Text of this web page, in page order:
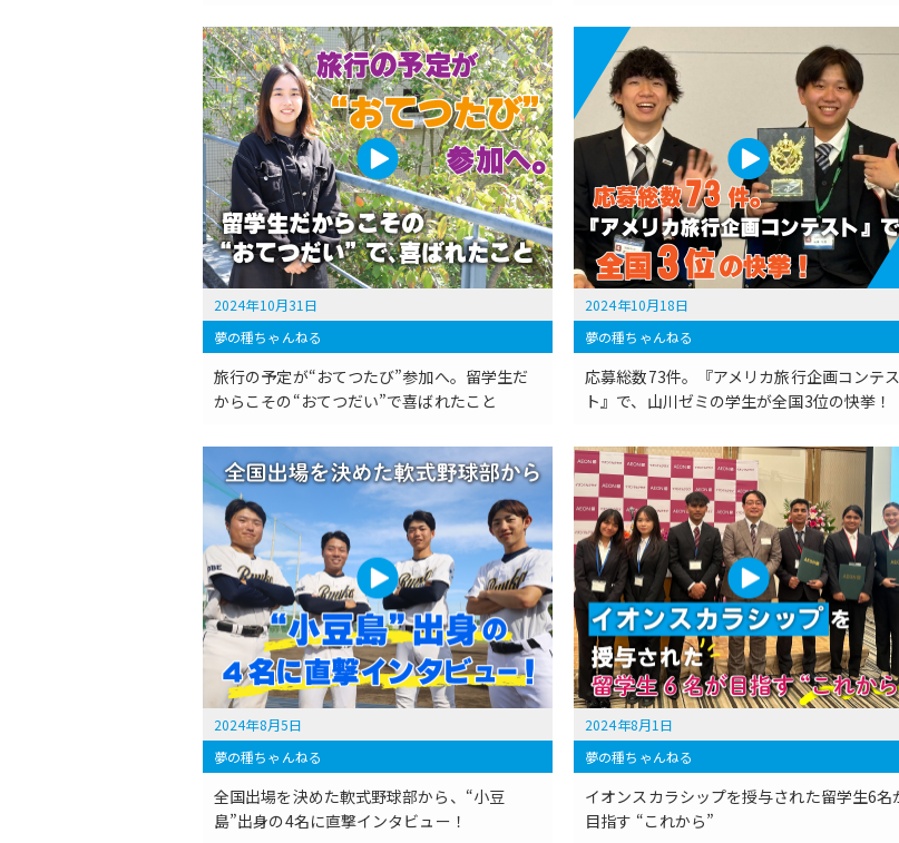
2024年10月31日
夢の種ちゃんねる
旅行の予定が“おてつたび”参加へ。留学生だ
からこその“おてつだい”で喜ばれたこと
2024年10月18日
夢の種ちゃんねる
応募総数73件。『アメリカ旅行企画コンテス
ト』で、山川ゼミの学生が全国3位の快挙！
2024年8月5日
夢の種ちゃんねる
全国出場を決めた軟式野球部から、“小豆
島”出身の4名に直撃インタビュー！
2024年8月1日
夢の種ちゃんねる
イオンスカラシップを授与された留学生6名
目指す “これから”